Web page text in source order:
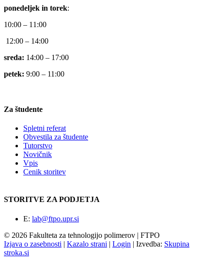
ponedeljek in torek:
10:00 – 11:00
12:00 – 14:00
sreda: 14:00 – 17:00
petek: 9:00 – 11:00
Za študente
Spletni referat
Obvestila za študente
Tutorstvo
Novičnik
Vpis
Cenik storitev
STORITVE ZA PODJETJA
E: lab@ftpo.upr.si
© 2026 Fakulteta za tehnologijo polimerov | FTPO
Izjava o zasebnosti | Kazalo strani | Login | Izvedba: Skupina
stroka.si